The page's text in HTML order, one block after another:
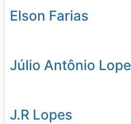
Elson Farias
Júlio Antônio
J.R Lopes